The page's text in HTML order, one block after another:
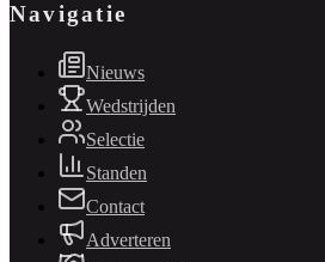
Navigatie
Nieuws
Wedstrijden
Selectie
Standen
Contact
Adverteren